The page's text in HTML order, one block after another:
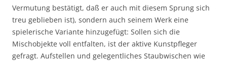
Vermutung bestätigt, daß er auch mit diesem Sprung sich
treu geblieben ist), sondern auch seinem Werk eine
spielerische Variante hinzugefügt: Sollen sich die
Mischobjekte voll entfalten, ist der aktive Kunstpfleger
gefragt. Aufstellen und gelegentliches Staubwischen wie